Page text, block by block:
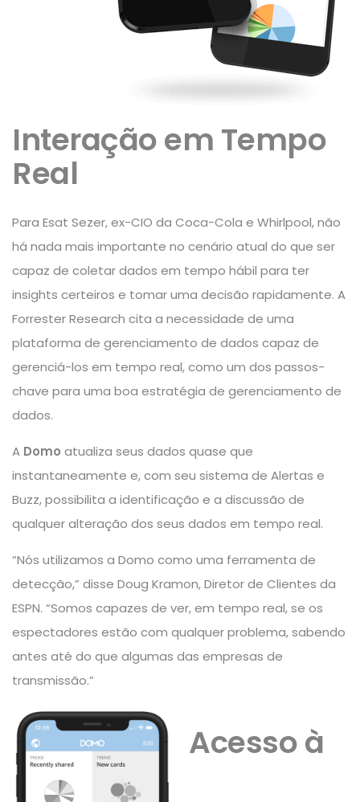
Interação em Tempo
Real
Para Esat Sezer, ex-CIO da Coca-Cola e Whirlpool, não
há nada mais importante no cenário atual do que ser
capaz de coletar dados em tempo hábil para ter
insights certeiros e tomar uma decisão rapidamente. A
Forrester Research cita a necessidade de uma
plataforma de gerenciamento de dados capaz de
gerenciá-los em tempo real, como um dos passos-
chave para uma boa estratégia de gerenciamento de
dados.
A Domo atualiza seus dados quase que
instantaneamente e, com seu sistema de Alertas e
Buzz, possibilita a identificação e a discussão de
qualquer alteração dos seus dados em tempo real.
“Nós utilizamos a Domo como uma ferramenta de
detecção,” disse Doug Kramon, Diretor de Clientes da
ESPN. “Somos capazes de ver, em tempo real, se os
espectadores estão com qualquer problema, sabendo
antes até do que algumas das empresas de
transmissão.”
Acesso à